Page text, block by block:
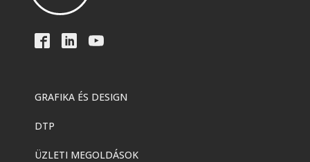
GRAFIKA ÉS DESIGN
DTP
ÜZLETI MEGOLDÁSOK